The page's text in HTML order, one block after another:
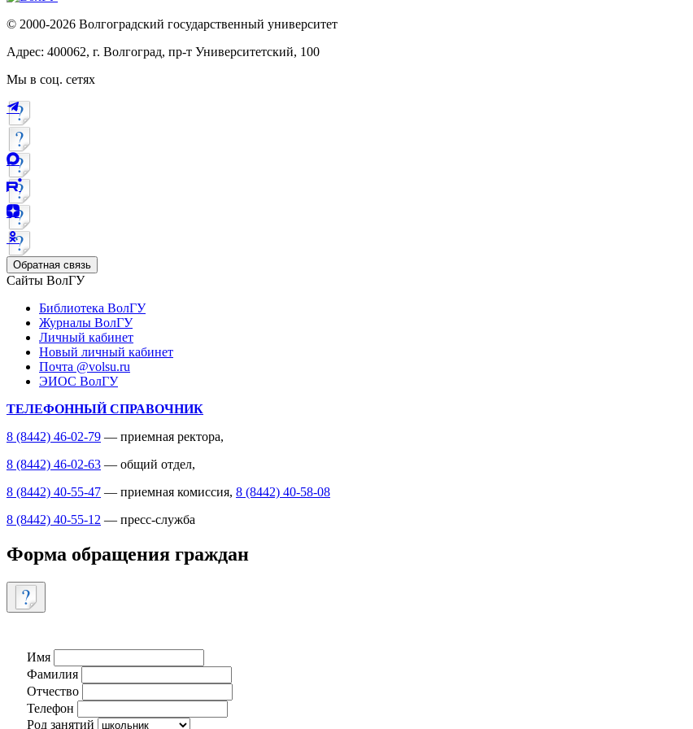
© 2000-2026 Волгоградский государственный университет
Адрес: 400062, г. Волгоград, пр-т Университетский, 100
Мы в соц. сетях
Обратная связь
Сайты ВолГУ
Библиотека ВолГУ
Журналы ВолГУ
Личный кабинет
Новый личный кабинет
Почта @volsu.ru
ЭИОС ВолГУ
ТЕЛЕФОННЫЙ СПРАВОЧНИК
8 (8442) 46-02-79 — приемная ректора,
8 (8442) 46-02-63 — общий отдел,
8 (8442) 40-55-47 — приемная комиссия, 8 (8442) 40-58-08
8 (8442) 40-55-12 — пресс-служба
Форма обращения граждан
Имя
Фамилия
Отчество
Телефон
Род занятий